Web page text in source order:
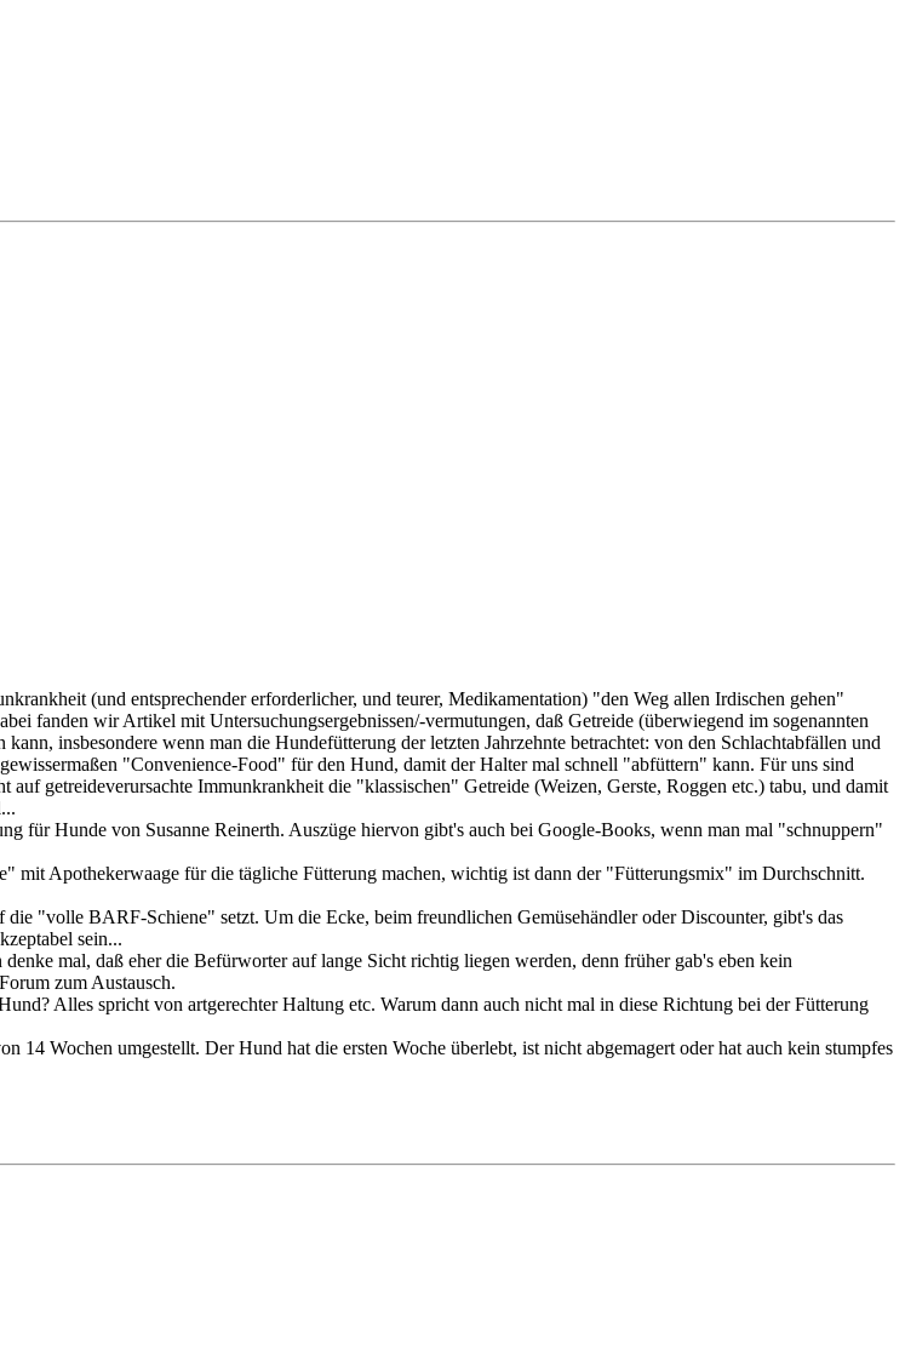
(und entsprechender erforderlicher, und teurer, Medikamentation) "den Weg allen Irdischen gehen"
fanden wir Artikel mit Untersuchungsergebnissen/-vermutungen, daß Getreide (überwiegend im sogenannten
insbesondere wenn man die Hundefütterung der letzten Jahrzehnte betrachtet: von den Schlachtabfällen und
"Convenience-Food" für den Hund, damit der Halter mal schnell "abfüttern" kann. Für uns sind
getreideverursachte Immunkrankheit die "klassischen" Getreide (Weizen, Gerste, Roggen etc.) tabu, und damit
für Hunde von Susanne Reinerth. Auszüge hiervon gibt's auch bei Google-Books, wenn man mal "schnuppern"
mit Apothekerwaage für die tägliche Fütterung machen, wichtig ist dann der "Fütterungsmix" im Durchschnitt.
"volle BARF-Schiene" setzt. Um die Ecke, beim freundlichen Gemüsehändler oder Discounter, gibt's das
sein...
mal, daß eher die Befürworter auf lange Sicht richtig liegen werden, denn früher gab's eben kein
zum Austausch.
Alles spricht von artgerechter Haltung etc. Warum dann auch nicht mal in diese Richtung bei der Fütterung
Wochen umgestellt. Der Hund hat die ersten Woche überlebt, ist nicht abgemagert oder hat auch kein stumpfes